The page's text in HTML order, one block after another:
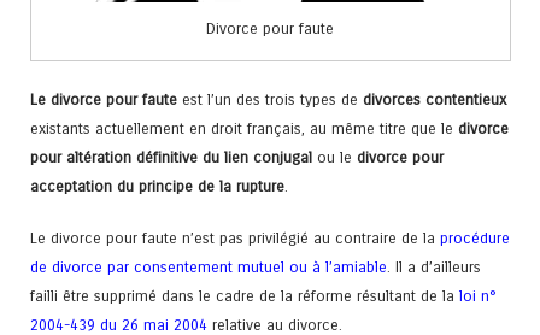
Divorce pour faute
Le divorce pour faute est l’un des trois types de divorces contentieux
existants actuellement en droit français, au même titre que le divorce
pour altération définitive du lien conjugal ou le divorce pour
acceptation du principe de la rupture
Le divorce pour faute n’est pas privilégié au contraire de la procédure
de divorce par consentement mutuel ou à l’amiable . Il a d’ailleurs
failli être supprimé dans le cadre de la réforme résultant de la loi n°
2004-439 du 26 mai 2004 relative au divorce.